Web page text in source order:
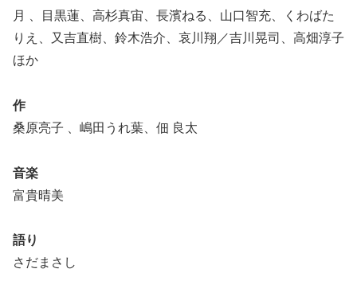
月 、目黒蓮、高杉真宙、長濱ねる、山口智充、くわばた
りえ、又吉直樹、鈴木浩介、哀川翔／吉川晃司、高畑淳子
ほか
作
桑原亮子 、嶋田うれ葉、佃 良太
音楽
富貴晴美
語り
さだまさし